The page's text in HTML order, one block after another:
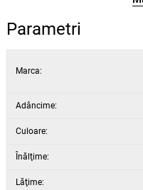
Parametri
Marca:
Adâncime:
Culoare:
Înălţime:
Lăţime: